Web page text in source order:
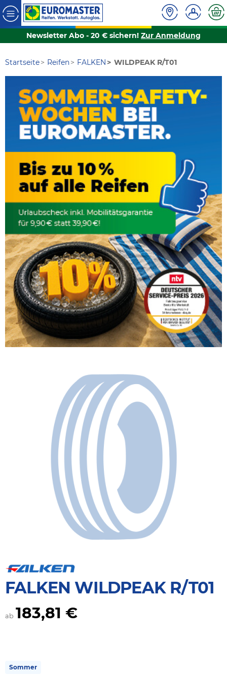
Newsletter Abo - 20 € sichern! Zur Anmeldung
Startseite Reifen FALKEN WILDPEAK R/T01
FALKEN WILDPEAK R/T01
ab 183,81 €
Sommer